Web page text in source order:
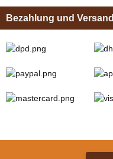
Bezahlung und Versand